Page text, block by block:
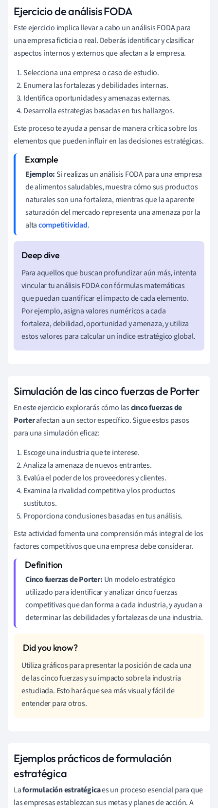
Ejercicio de análisis FODA
Este ejercicio implica llevar a cabo un análisis FODA para
una empresa ficticia o real. Deberás identificar y clasificar
aspectos internos y externos que afectan a la empresa.
Selecciona una empresa o caso de estudio.
Enumera las fortalezas y debilidades internas.
Identifica oportunidades y amenazas externas.
Desarrolla estrategias basadas en tus hallazgos.
Este proceso te ayuda a pensar de manera crítica sobre los
elementos que pueden influir en las decisiones estratégicas.
Ejemplo: Si realizas un análisis FODA para una empresa
de alimentos saludables, muestra cómo sus productos
naturales son una fortaleza, mientras que la aparente
saturación del mercado representa una amenaza por la
altacompetitividad.
Para aquellos que buscan profundizar aún más, intenta
vincular tu análisis FODA con fórmulas matemáticas
que puedan cuantificar el impacto de cada elemento.
Por ejemplo, asigna valores numéricos a cada
fortaleza, debilidad, oportunidad y amenaza, y utiliza
estos valores para calcular un índice estratégico global.
Simulación de las cinco fuerzas de Porter
En este ejercicio explorarás cómo lascinco fuerzas de
Porterafectan a un sector específico. Sigue estos pasos
para una simulación eficaz:
Escoge una industria que te interese.
Analiza la amenaza de nuevos entrantes.
Evalúa el poder de los proveedores y clientes.
Examina la rivalidad competitiva y los productos
sustitutos.
Proporciona conclusiones basadas en tus análisis.
Esta actividad fomenta una comprensión más integral de los
factores competitivos que una empresa debe considerar.
Cinco fuerzas de Porter: Un modelo estratégico
utilizado para identificar y analizar cinco fuerzas
competitivas que dan forma a cada industria, y ayudan a
determinar las debilidades y fortalezas de una industria.
Utiliza gráficos para presentar la posición de cada una
de las cinco fuerzas y su impacto sobre la industria
estudiada. Esto hará que sea más visual y fácil de
entender para otros.
Ejemplos prácticos de formulación
estratégica
Laformulación estratégicaes un proceso esencial para que
las empresas establezcan sus metas y planes de acción. A